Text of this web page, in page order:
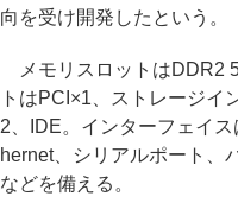
向を受け開発したという。
メモリスロットはDDR2
トはPCI×1、ストレージイ
2、IDE。インターフェイ
hernet、シリアルポート、
などを備える。